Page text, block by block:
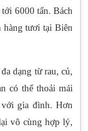
6000 tấn. Bách
tươi tại Biên
dạng từ rau, củ,
có thể thoải mái
gia đình. Hơn
vô cùng hợp lý,